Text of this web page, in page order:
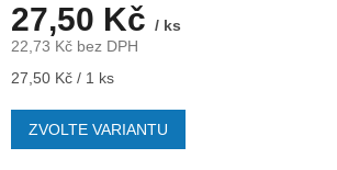
27,50 Kč / ks
22,73 Kč bez DPH
Měrná
27,50 Kč / 1 ks
ZVOLTE VARIANTU